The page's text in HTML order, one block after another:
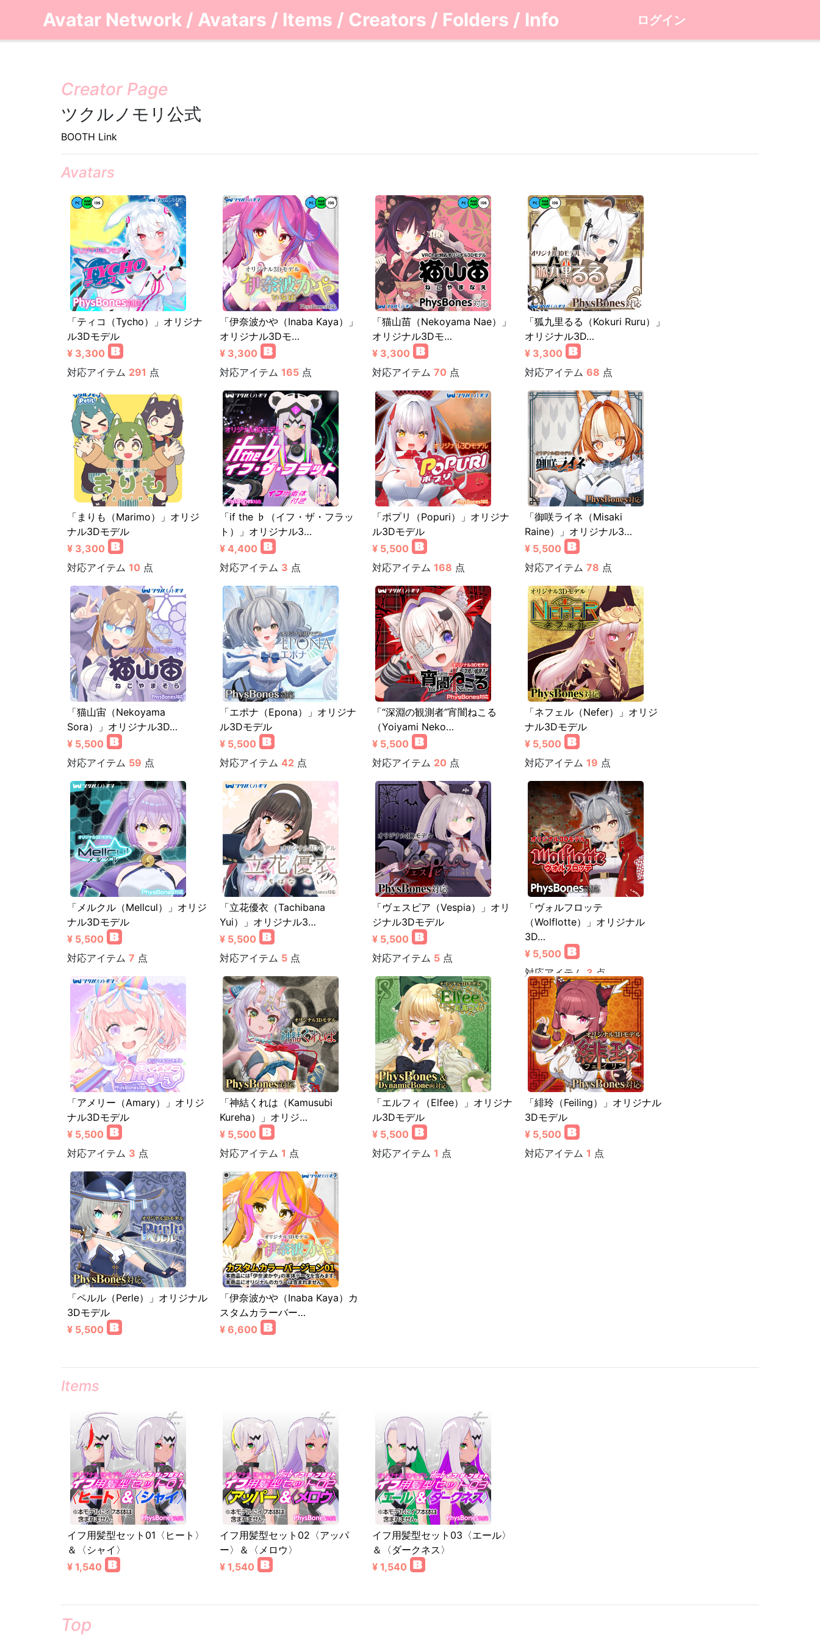
Avatar Network / Avatars / Items / Creators / Folders / Info ログイン
Creator Page
ツクルノモリ公式
BOOTH Link
Avatars
「ティコ（Tycho）」オリジナ
ル3Dモデル
¥ 3,300
対応アイテム 291 点
「伊奈波かや（Inaba Kaya）」
オリジナル3Dモ…
¥ 3,300
対応アイテム 165 点
「猫山苗（Nekoyama Nae）」
オリジナル3Dモ…
¥ 3,300
対応アイテム 70 点
「狐九里るる（Kokuri Ruru）」
オリジナル3D…
¥ 3,300
対応アイテム 68 点
「まりも（Marimo）」オリジ
ナル3Dモデル
¥ 3,300
対応アイテム 10 点
「if the ♭（イフ・ザ・フラッ
ト）」オリジナル3…
¥ 4,400
対応アイテム 3 点
「ポプリ（Popuri）」オリジナ
ル3Dモデル
¥ 5,500
対応アイテム 168 点
「御咲ライネ（Misaki
Raine）」オリジナル3…
¥ 5,500
対応アイテム 78 点
「猫山宙（Nekoyama
Sora）」オリジナル3D…
¥ 5,500
対応アイテム 59 点
「エポナ（Epona）」オリジナ
ル3Dモデル
¥ 5,500
対応アイテム 42 点
「“深淵の観測者”宵闇ねこる
（Yoiyami Neko…
¥ 5,500
対応アイテム 20 点
「ネフェル（Nefer）」オリジ
ナル3Dモデル
¥ 5,500
対応アイテム 19 点
「メルクル（Mellcul）」オリジ
ナル3Dモデル
¥ 5,500
対応アイテム 7 点
「立花優衣（Tachibana
Yui）」オリジナル3…
¥ 5,500
対応アイテム 5 点
「ヴェスピア（Vespia）」オリ
ジナル3Dモデル
¥ 5,500
対応アイテム 5 点
「ヴォルフロッテ
（Wolflotte）」オリジナル
3D…
¥ 5,500
対応アイテム 3 点
「アメリー（Amary）」オリジ
ナル3Dモデル
¥ 5,500
対応アイテム 3 点
「神結くれは（Kamusubi
Kureha）」オリジ…
¥ 5,500
対応アイテム 1 点
「エルフィ（Elfee）」オリジナ
ル3Dモデル
¥ 5,500
対応アイテム 1 点
「緋玲（Feiling）」オリジナル
3Dモデル
¥ 5,500
対応アイテム 1 点
「ペルル（Perle）」オリジナル
3Dモデル
¥ 5,500
「伊奈波かや（Inaba Kaya）カ
スタムカラーバー…
¥ 6,600
Items
イフ用髪型セット01〈ヒート〉
＆〈シャイ〉
¥ 1,540
イフ用髪型セット02〈アッパ
ー〉＆〈メロウ〉
¥ 1,540
イフ用髪型セット03〈エール〉
＆〈ダークネス〉
¥ 1,540
Top